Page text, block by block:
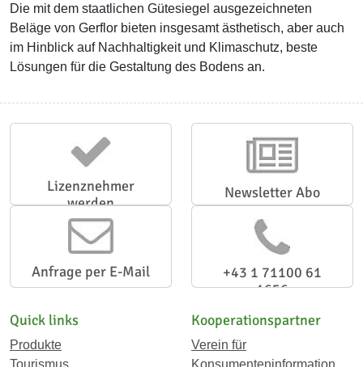
Die mit dem staatlichen Gütesiegel ausgezeichneten
Beläge von Gerflor bieten insgesamt ästhetisch, aber auch
im Hinblick auf Nachhaltigkeit und Klimaschutz, beste
Lösungen für die Gestaltung des Bodens an.
Lizenznehmer
werden
Newsletter Abo
Anfrage per E-Mail
+43 1 71100 61
1656
Quick links
Produkte
Tourismus
Kooperationspartner
Verein für
Konsumenteninformation